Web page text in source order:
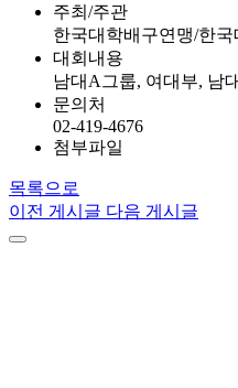
주최/주관
한국대학배구연맹/한
대회내용
남대A그룹, 여대부, 남
문의처
02-419-4676
첨부파일
목록으로
이전 게시글 다음 게시글